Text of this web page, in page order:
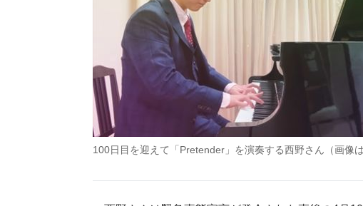
100日目を迎えて「Pretender」を演奏する西野さん（画像は